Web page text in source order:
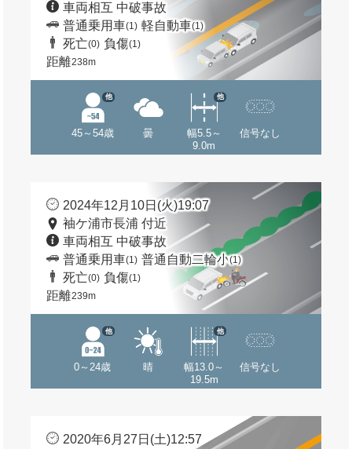
車両相互 中破事故
普通乗用車(1) 軽自動車(1)
死亡(0) 負傷(1)
距離238m
45～54歳
他
曇
幅5.5～
9.0m
他
信号なし
2024年12月10日(火)19:07
袖ケ浦市長浦 付近
車両相互 中破事故
普通乗用車(1) 普通自動二輪小(1)
死亡(0) 負傷(1)
距離239m
0～24歳
他
晴
幅13.0～
19.5m
他
信号なし
2020年6月27日(土)12:57